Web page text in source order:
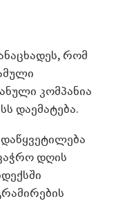
რომ
კომპანია
დაემატება.
დღის